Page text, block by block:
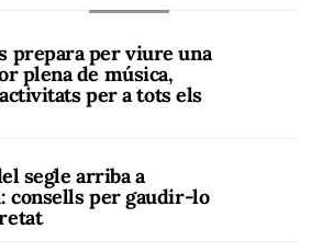
prepara per viure una
plena de música,
per a tots els
segle arriba a
consells per gaudir-lo